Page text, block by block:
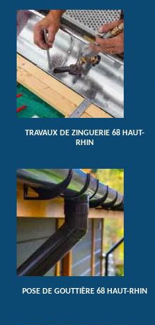
TRAVAUX DE ZINGUERIE 68 HAUT-
RHIN
POSE DE GOUTTIÈRE 68 HAUT-RHIN